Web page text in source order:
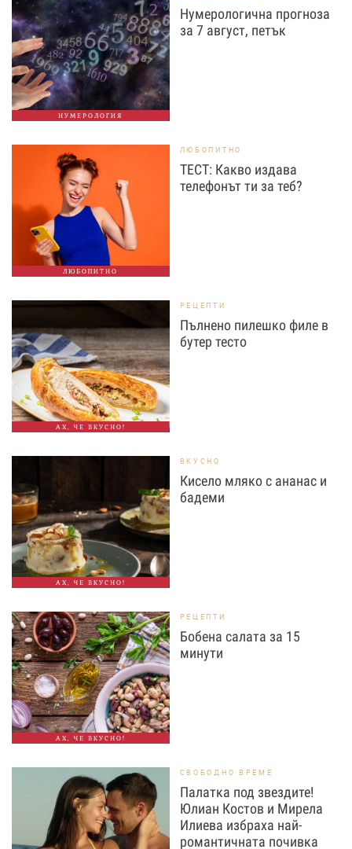
НУМЕРОЛОГИЯ
Нумерологична прогноза
за 7 август, петък
ЛЮБОПИТНО
ЛЮБОПИТНО
ТЕСТ: Какво издава
телефонът ти за теб?
АХ, ЧЕ ВКУСНО!
РЕЦЕПТИ
Пълнено пилешко филе в
бутер тесто
АХ, ЧЕ ВКУСНО!
ВКУСНО
Кисело мляко с ананас и
бадеми
АХ, ЧЕ ВКУСНО!
РЕЦЕПТИ
Бобена салата за 15
минути
СВОБОДНО ВРЕМЕ
Палатка под звездите!
Юлиан Костов и Мирела
Илиева избраха най-
романтичната почивка